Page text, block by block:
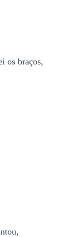
os braços,